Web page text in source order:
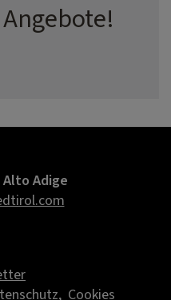
Alto Adige
, Cookies